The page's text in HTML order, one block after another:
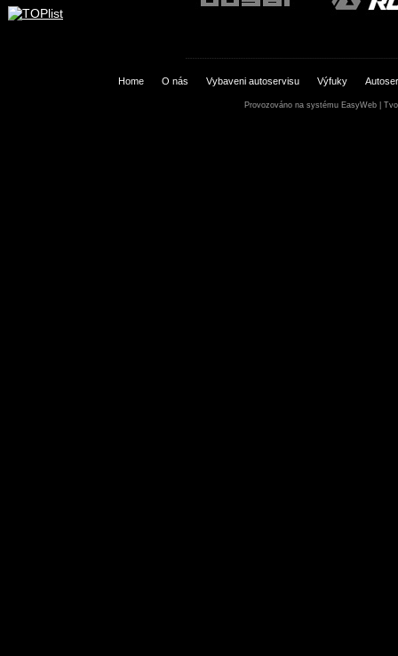
Home O nás Vybaveni autoservisu Výfuky
Provozováno na systému EasyWeb|